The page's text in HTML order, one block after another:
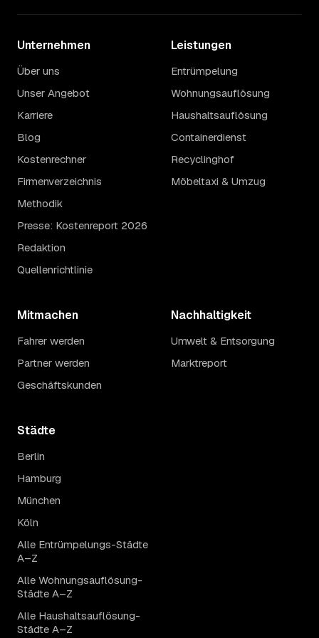
Unternehmen
Über uns
Unser Angebot
Karriere
Blog
Kostenrechner
Firmenverzeichnis
Methodik
Presse: Kostenreport 2026
Redaktion
Quellenrichtlinie
Leistungen
Entrümpelung
Wohnungsauflösung
Haushaltsauflösung
Containerdienst
Recyclinghof
Möbeltaxi & Umzug
Mitmachen
Fahrer werden
Partner werden
Geschäftskunden
Nachhaltigkeit
Umwelt & Entsorgung
Marktreport
Städte
Berlin
Hamburg
München
Köln
Alle Entrümpelungs-Städte
A–Z
Alle Wohnungsauflösung-
Städte A–Z
Alle Haushaltsauflösung-
Städte A–Z